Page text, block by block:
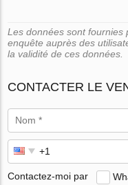
Les données sont fournies
enquête auprès des
la validité de ces données.
CONTACTER LE
Contactez-moi par